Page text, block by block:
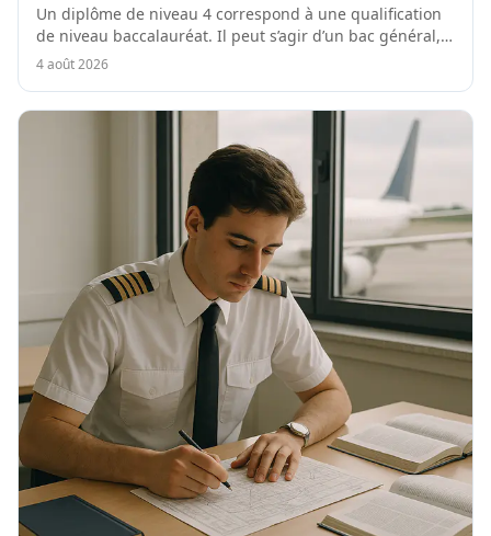
Un diplôme de niveau 4 correspond à une qualification
de niveau baccalauréat. Il peut s’agir d’un bac général,
technologique ou...
4 août 2026